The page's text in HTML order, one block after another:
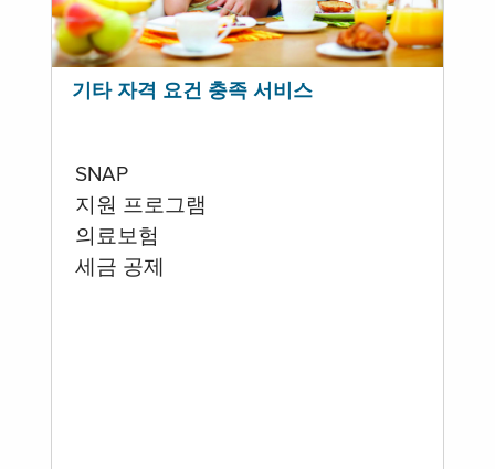
기타 자격 요건 충족 서비스
SNAP
지원 프로그램
의료보험
세금 공제